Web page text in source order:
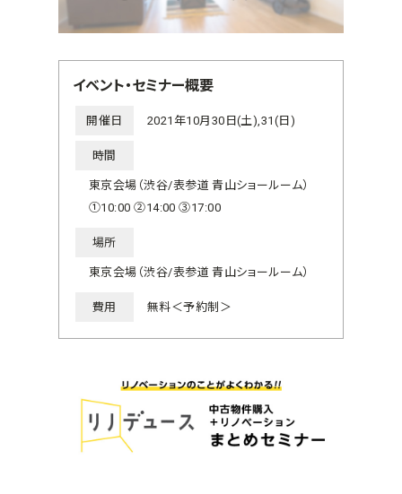
イベント・セミナー概要
開催日 2021年10月30日(土),31(日)
時間
東京会場（渋谷/表参道 青山ショールーム）
①10:00 ②14:00 ③17:00
場所
東京会場（渋谷/表参道 青山ショールーム）
費用 無料＜予約制＞